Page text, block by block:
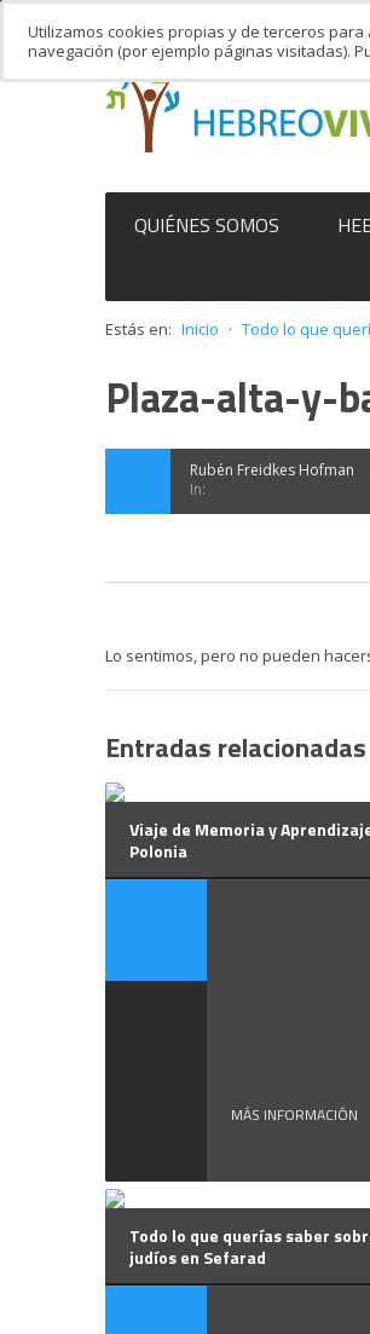
QUIÉNES SOMOS
Estás en: Inicio · Todo lo que
Plaza-alta-y-
Rubén Freidkes Hofman
In:
Lo sentimos, pero no pueden
Entradas relacionadas
Viaje de Memoria y
Polonia
MÁS INFORMACIÓN
Todo lo que querías saber
judíos en Sefarad
Utilizamos cookies propias y de terceros
navegación (por ejemplo páginas visitadas).